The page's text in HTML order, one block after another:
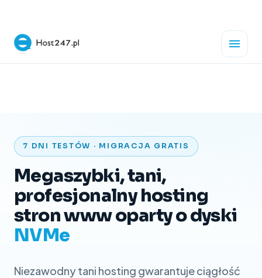
7 DNI TESTÓW · MIGRACJA GRATIS
Megaszybki, tani,
profesjonalny hosting
stron www oparty o dyski
NVMe
Niezawodny tani hosting gwarantuje ciągłość